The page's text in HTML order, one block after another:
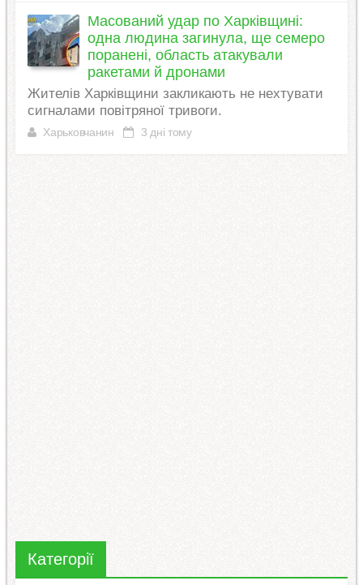
Масований удар по Харківщині:
одна людина загинула, ще семеро
поранені, область атакували
ракетами й дронами
Жителів Харківщини закликають не нехтувати
сигналами повітряної тривоги.
Харьковчанин 3 дні тому
Категорії